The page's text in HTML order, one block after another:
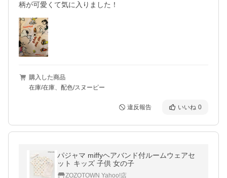
購入した商品
在庫/在庫、配色/スヌーピー
違反報告 いいね 0
パジャマ miffyヘアバンド付ルームウェアセ
ット キッズ 子供 女の子
ZOZOTOWN Yahoo!店